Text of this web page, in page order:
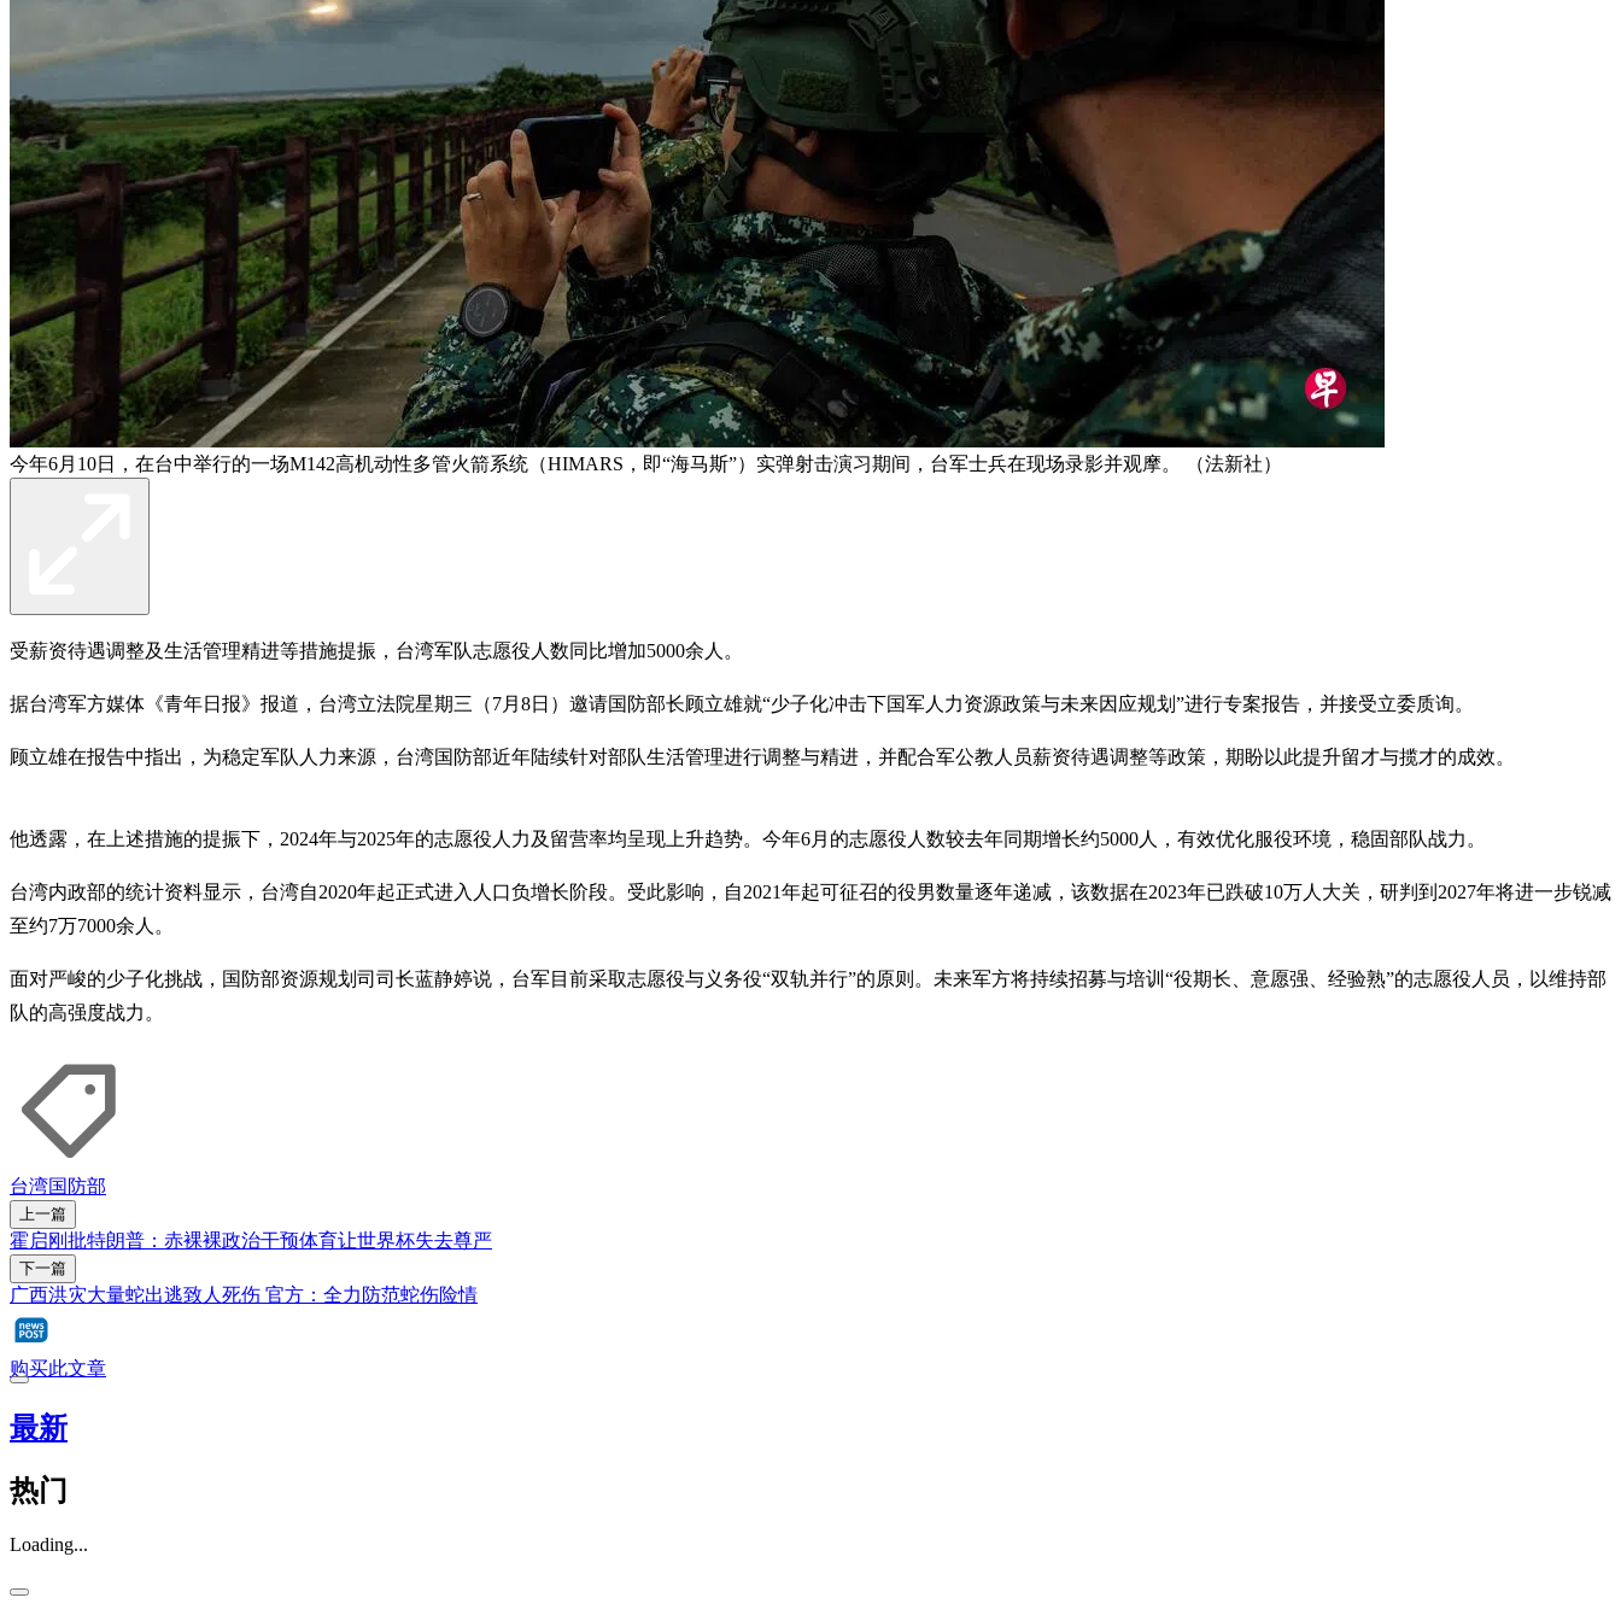
今年6月10日，在台中举行的一场M142高机动性多管火箭系统（HIMARS，即“海马斯”）实弹射击演习期间，台军士兵在现场录影并观摩。 （法新社）
受薪资待遇调整及生活管理精进等措施提振，台湾军队志愿役人数同比增加5000余人。
据台湾军方媒体《青年日报》报道，台湾立法院星期三（7月8日）邀请国防部长顾立雄就“少子化冲击下国军人力资源政策与未来因应规划”进行专案报告，并接受立委质询。
顾立雄在报告中指出，为稳定军队人力来源，台湾国防部近年陆续针对部队生活管理进行调整与精进，并配合军公教人员薪资待遇调整等政策，期盼以此提升留才与揽才的成效。
他透露，在上述措施的提振下，2024年与2025年的志愿役人力及留营率均呈现上升趋势。今年6月的志愿役人数较去年同期增长约5000人，有效优化服役环境，稳固部队战力。
台湾内政部的统计资料显示，台湾自2020年起正式进入人口负增长阶段。受此影响，自2021年起可征召的役男数量逐年递减，该数据在2023年已跌破10万人大关，研判到2027年将进一步锐减
至约7万7000余人。
面对严峻的少子化挑战，国防部资源规划司司长蓝静婷说，台军目前采取志愿役与义务役“双轨并行”的原则。未来军方将持续招募与培训“役期长、意愿强、经验熟”的志愿役人员，以维持部
队的高强度战力。
台湾国防部
上一篇
霍启刚批特朗普：赤裸裸政治干预体育让世界杯失去尊严
下一篇
广西洪灾大量蛇出逃致人死伤 官方：全力防范蛇伤险情
购买此文章
最新
热门
Loading...